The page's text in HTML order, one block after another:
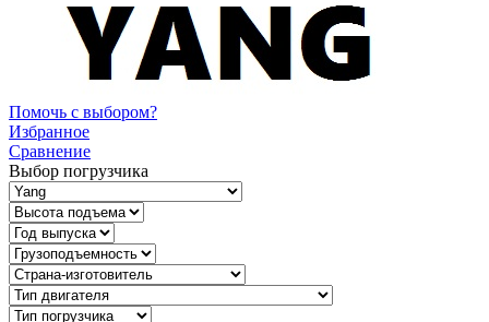
Помочь с выбором?
Избранное
Сравнение
Выбор погрузчика